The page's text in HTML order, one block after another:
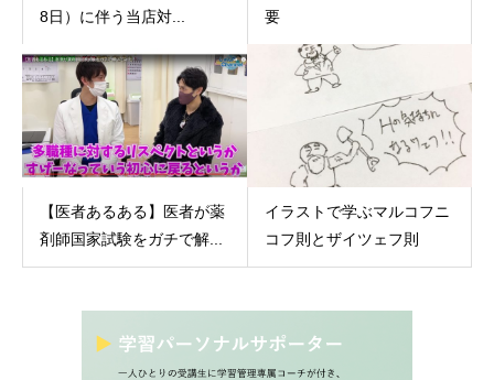
8日）に伴う当店対...
要
【医者あるある】医者が薬
剤師国家試験をガチで解...
イラストで学ぶマルコフニ
コフ則とザイツェフ則